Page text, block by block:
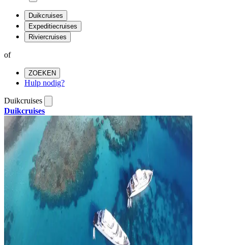
Duikcruises
Expeditiecruises
Riviercruises
of
ZOEKEN
Hulp nodig?
Duikcruises
Duikcruises